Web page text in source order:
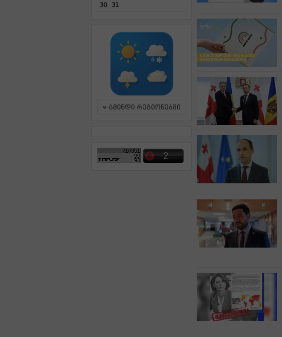
30
31
ამინდი რეგიონებში